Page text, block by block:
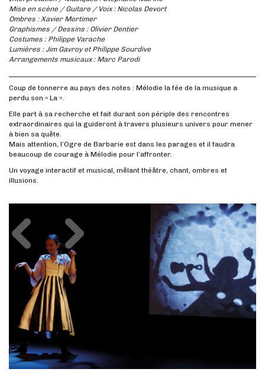
Mise en scène / Guitare / Voix : Nicolas Devort
Ombres : Xavier Mortimer
Graphismes / Dessins : Olivier Dentier
Costumes : Philippe Varache
Lumières : Jim Gavroy et Philippe Sourdive
Arrangements musicaux : Marc Parodi
Coup de tonnerre au pays des notes : Mélodie la fée de la musique a
perdu son « La ».
Elle part à sa recherche et fait durant son périple des rencontres
extraordinaires qui la guideront à travers plusieurs univers pour mener
à bien sa quête.
Mais attention, l’Ogre de Barbarie est dans les parages et il faudra
beaucoup de courage à Mélodie pour l’affronter.
Un voyage interactif et musical, mêlant théâtre, chant, ombres et
illusions.